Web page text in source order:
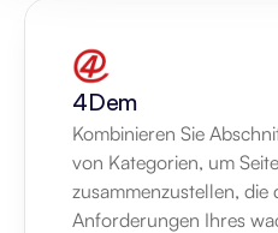
4Dem
Kombinieren Sie
von Kategorien, um
zusammenzustellen, die
Anforderungen Ihres